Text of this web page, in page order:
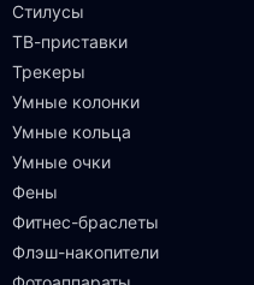
Стилусы
ТВ-приставки
Трекеры
Умные колонки
Умные кольца
Умные очки
Фены
Фитнес-браслеты
Флэш-накопители